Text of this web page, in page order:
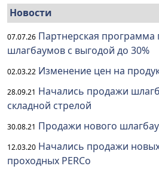
Новости
07.07.26 Партнерская
шлагбаумов с выгодой до 30%
02.03.22 Изменение цен на
28.09.21 Начались продажи
складной стрелой
30.08.21 Продажи нового
12.03.20 Начались продажи
проходных PERCo